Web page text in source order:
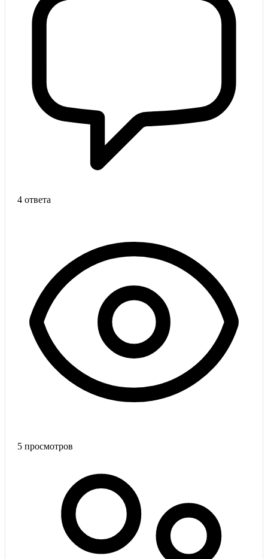
4 ответа
5 просмотров